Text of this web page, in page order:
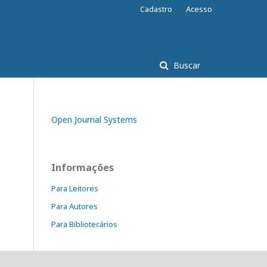
Buscar
Cadastro Acesso
Open Journal Systems
Informações
Para Leitores
Para Autores
Para Bibliotecários